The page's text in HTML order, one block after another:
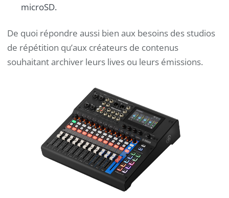
microSD.
De quoi répondre aussi bien aux besoins des studios
de répétition qu’aux créateurs de contenus
souhaitant archiver leurs lives ou leurs émissions.